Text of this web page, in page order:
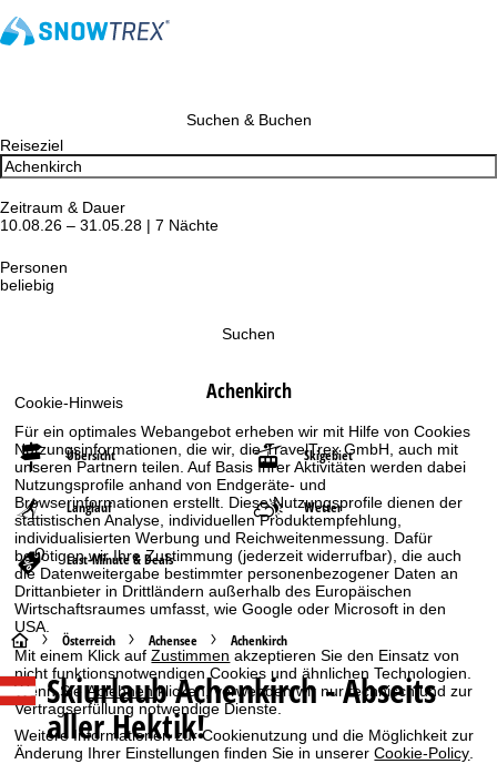
Cookie-Hinweis
Für ein optimales Webangebot erheben wir mit Hilfe von Cookies
Nutzungsinformationen, die wir, die TravelTrex GmbH, auch mit
unseren Partnern teilen. Auf Basis Ihrer Aktivitäten werden dabei
Nutzungsprofile anhand von Endgeräte- und
Browserinformationen erstellt. Diese Nutzungsprofile dienen der
statistischen Analyse, individuellen Produktempfehlung,
individualisierten Werbung und Reichweitenmessung. Dafür
benötigen wir Ihre Zustimmung (jederzeit widerrufbar), die auch
die Datenweitergabe bestimmter personenbezogener Daten an
Drittanbieter in Drittländern außerhalb des Europäischen
Wirtschaftsraumes umfasst, wie Google oder Microsoft in den
USA.
Mit einem Klick aufZustimmen akzeptieren Sie den Einsatz von
nicht funktionsnotwendigen Cookies und ähnlichen Technologien.
Wenn SieAblehnen klicken, verwenden wir nur technisch und zur
Vertragserfüllung notwendige Dienste.
Weitere Informationen zur Cookienutzung und die Möglichkeit zur
Änderung Ihrer Einstellungen finden Sie in unsererCookie-Policy
Suchen & Buchen
Reiseziel
Zeitraum & Dauer
10.08.26 – 31.05.28 | 7 Nächte
Personen
beliebig
Suchen
Achenkirch
Übersicht Skigebiet
Langlauf Wetter
Last-Minute & Deals
S
t
a
Österreich Achensee Achenkirch
SkiurlaubAchenkirch - Abseits
aller Hektik!